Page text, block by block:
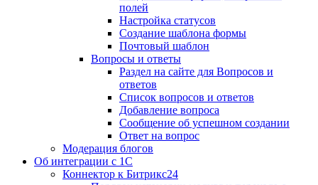
полей
Настройка статусов
Создание шаблона формы
Почтовый шаблон
Вопросы и ответы
Раздел на сайте для Вопросов и
ответов
Список вопросов и ответов
Добавление вопроса
Сообщение об успешном создании
Ответ на вопрос
Модерация блогов
Об интеграции с 1С
Коннектор к Битрикс24